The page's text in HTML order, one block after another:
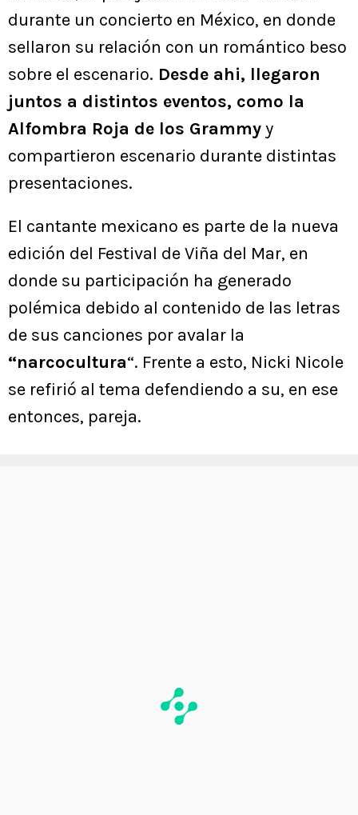
durante un concierto en México, en donde
sellaron su relación con un romántico beso
sobre el escenario. Desde ahi, llegaron
juntos a distintos eventos, como la
Alfombra Roja de los Grammyy
compartieron escenario durante distintas
presentaciones.
El cantante mexicano es parte de la nueva
edición del Festival de Viña del Mar, en
donde su participación ha generado
polémica debido al contenido de las letras
de sus canciones por avalar la
“narcocultura“. Frente a esto, Nicki Nicole
se refirió al tema defendiendo a su, en ese
entonces, pareja.